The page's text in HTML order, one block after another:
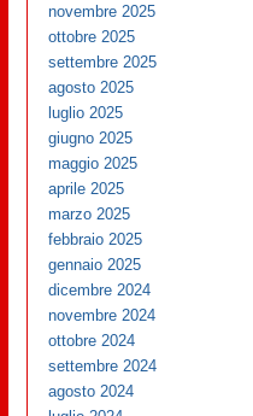
novembre 2025
ottobre 2025
settembre 2025
agosto 2025
luglio 2025
giugno 2025
maggio 2025
aprile 2025
marzo 2025
febbraio 2025
gennaio 2025
dicembre 2024
novembre 2024
ottobre 2024
settembre 2024
agosto 2024